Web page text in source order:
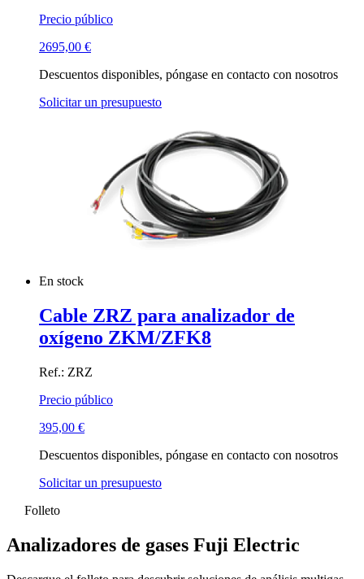
Precio público
2695,00 €
Descuentos disponibles, póngase en contacto con nosotros
Solicitar un presupuesto
En stock
Cable ZRZ para analizador de
oxígeno ZKM/ZFK8
Ref.: ZRZ
Precio público
395,00 €
Descuentos disponibles, póngase en contacto con nosotros
Solicitar un presupuesto
Folleto
Analizadores de gases Fuji Electric